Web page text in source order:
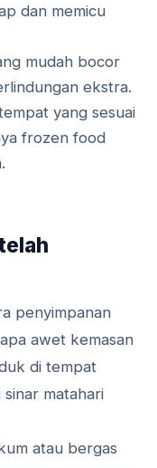
dan memicu
mudah bocor
ekstra.
yang sesuai
frozen food
penyimpanan
awet kemasan
di tempat
matahari
atau bergas